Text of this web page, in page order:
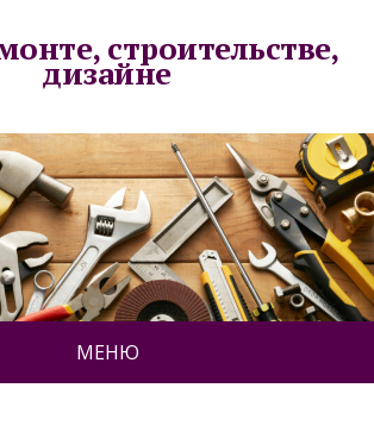
строительстве,
дизайне
МЕНЮ